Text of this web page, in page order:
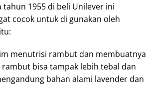
tahun 1955 di beli Unilever ini
cocok untuk di gunakan oleh
menutrisi rambut dan membuatnya
bisa tampak lebih tebal dan
bahan alami lavender dan